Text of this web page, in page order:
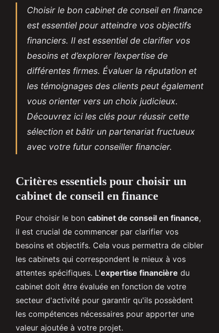
Choisir le bon cabinet de conseil en finance
est essentiel pour atteindre vos objectifs
financiers. Il est essentiel de clarifier vos
besoins et d’explorer l’expertise de
différentes firmes. Évaluer la réputation et
les témoignages des clients peut également
vous orienter vers un choix judicieux.
Découvrez ici les clés pour réussir cette
sélection et bâtir un partenariat fructueux
avec votre futur conseiller financier.
Critères essentiels pour choisir un
cabinet de conseil en finance
Pour choisir le bon cabinet de conseil en finance,
il est crucial de commencer par clarifier vos
besoins et objectifs. Cela vous permettra de cibler
les cabinets qui correspondent le mieux à vos
attentes spécifiques. L'expertise financière du
cabinet doit être évaluée en fonction de votre
secteur d'activité pour garantir qu'ils possèdent
les compétences nécessaires pour apporter une
valeur ajoutée à votre projet.